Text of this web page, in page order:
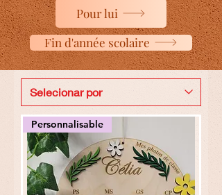
Fin d'année scolaire
Pour lui
Personnalisable